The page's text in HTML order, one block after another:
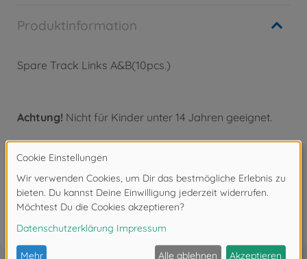
Produktinformation
Spare Track Links A&B(10pcs.)
Achtung! Nicht für Kinder unter 14 Jahren geeignet.
Bewertungen
FAQ